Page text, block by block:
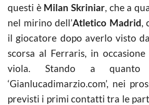
questi è Milan Skriniar, che a
nel mirino dell’Atletico Madrid,
il giocatore dopo averlo visto
scorsa al Ferraris, in
viola. Stando a quanto
‘Gianlucadimarzio.com’, nei
previsti i primi contatti tra le